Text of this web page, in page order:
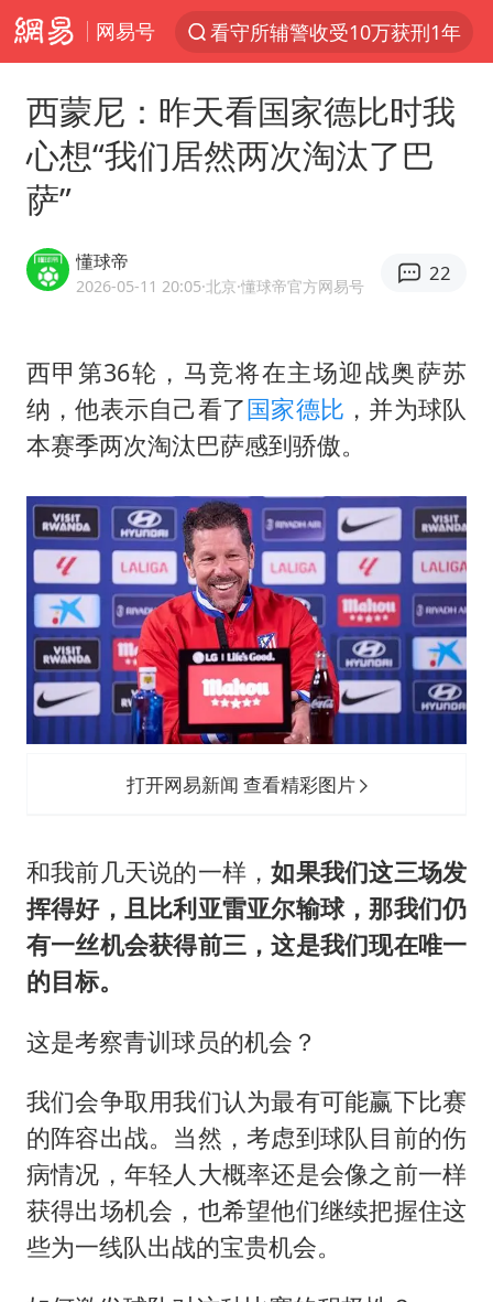
网易号
看守所辅警收受10万获刑1年
中方回应是否在太平洋海底开采稀土
多地要求领导干部带头休假
法国下周开始禁止未经同意的电话营销
CIA被曝已秘密设立古巴工作组
外交部发言人就广岛核爆81周年等答记者问
首次证实！“胶球”存在
感觉全东北都在等7号
泰国一女公务员妆容引争议 本人回应
U17国足1分钟轰2球
80后女柜员逆袭成4200亿银行副行长
27岁女子成组织卖淫集团主犯被通缉
奋进开新局 实干挑大梁
西蒙尼：昨天看国家德比时我
心想“我们居然两次淘汰了巴
萨”
懂球帝
2026-05-11 20:05·北京·懂球帝官方网易号
22
西甲第36轮，马竞将在主场迎战奥萨苏
纳，他表示自己看了国家德比 ，并为球队
本赛季两次淘汰巴萨感到骄傲。
打开网易新闻 查看精彩图片
和我前几天说的一样，如果我们这三场发
挥得好，且比利亚雷亚尔输球，那我们仍
有一丝机会获得前三，这是我们现在唯一
的目标。
这是考察青训球员的机会？
我们会争取用我们认为最有可能赢下比赛
的阵容出战。当然，考虑到球队目前的伤
病情况，年轻人大概率还是会像之前一样
获得出场机会，也希望他们继续把握住这
些为一线队出战的宝贵机会。